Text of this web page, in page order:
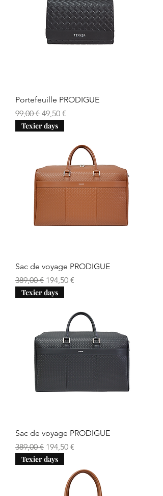
Portefeuille PRODIGUE
Prix original
99,00 € Prix promotionnel
49,50 €
Texier days
Sac de voyage PRODIGUE
Prix original
389,00 € Prix promotionnel
194,50 €
Texier days
Sac de voyage PRODIGUE
Prix original
389,00 € Prix promotionnel
194,50 €
Texier days